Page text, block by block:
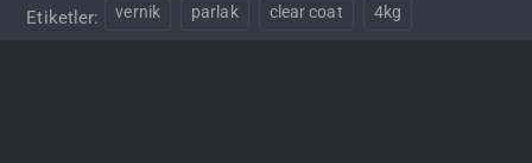
Etiketler: vernik parlak clear coat 4kg